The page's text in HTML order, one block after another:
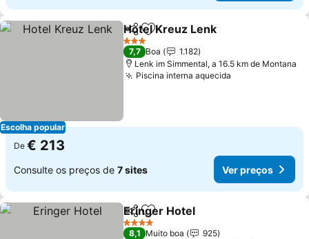
Escolha popular
PartilharAdicionar aos favoritos
Hotel Kreuz Lenk
3 Estrelas
7,7 Boa
1.182
Lenk im Simmental, a 16.5 km de Montana
Piscina interna aquecida
De € 213
Consulte os preços de 7 sites Ver preços
PartilharAdicionar aos favoritos
Eringer Hotel
4 Estrelas
8,1 Muito boa
925